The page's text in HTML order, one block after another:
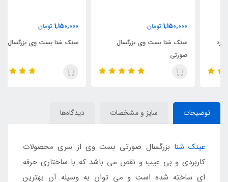
تومان
عینک شنا بست وی بزرگسال
تومان
عینک شنا بست وی بزرگسال مشکی
توضیحات سایز و مشخصات دیدگاه‌ها
عینک شنا بزرگسال صورتی بست وی از سری محصولات
کاربردی و بی عیب و نقص می باشد که با ساختاری حرفه
ای ساخته شده است و می توان به وسیله آن بهترین